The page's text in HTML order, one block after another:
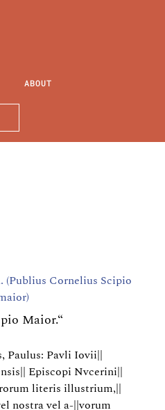
ABOUT
(Publius Cornelius Scipio
Maior.“
Paulus: Pavli Iovii||
Episcopi Nvcerini||
literis illustrium,||
nostra vel a-||vorum